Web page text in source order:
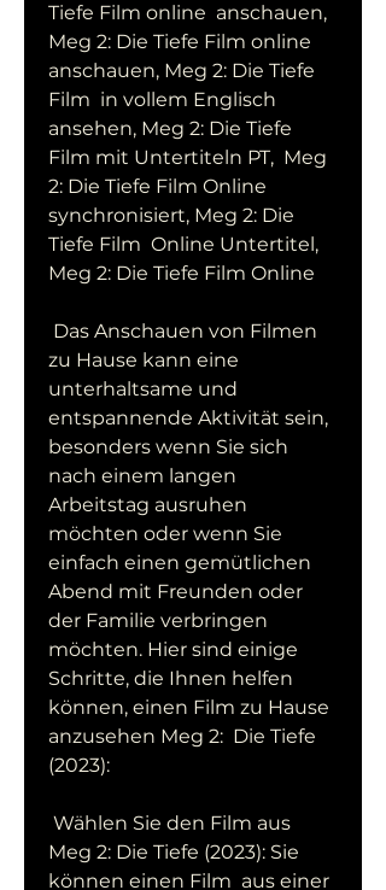
Tiefe Film online  anschauen,
Meg 2: Die Tiefe Film online
anschauen, Meg 2: Die Tiefe
Film  in vollem Englisch
ansehen, Meg 2: Die Tiefe
Film mit Untertiteln PT,  Meg
2: Die Tiefe Film Online
synchronisiert, Meg 2: Die
Tiefe Film  Online Untertitel,
Meg 2: Die Tiefe Film Online
zu Hause kann eine
unterhaltsame und
entspannende Aktivität sein,
besonders wenn Sie sich
nach einem langen
Arbeitstag ausruhen
möchten oder wenn Sie
einfach einen gemütlichen
Abend mit Freunden oder
der Familie verbringen
möchten. Hier sind einige
Schritte, die Ihnen helfen
können, einen Film zu Hause
anzusehen Meg 2:  Die Tiefe
(2023):
Meg 2: Die Tiefe (2023): Sie
können einen Film  aus einer